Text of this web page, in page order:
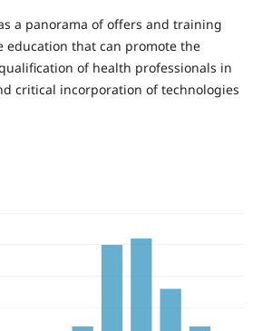
a panorama of offers and training
education that can promote the
of health professionals in
critical incorporation of technologies